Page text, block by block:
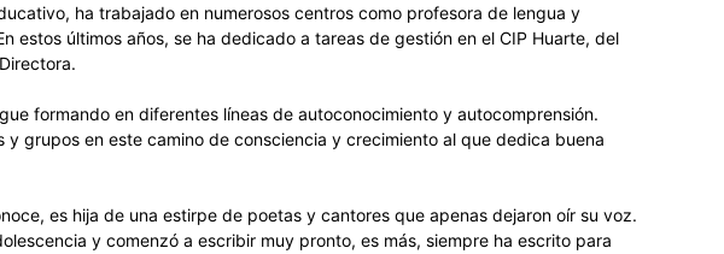
ha trabajado en numerosos centros como profesora de lengua y
estos últimos años, se ha dedicado a tareas de gestión en el CIP Huarte, del
formando en diferentes líneas de autoconocimiento y autocomprensión.
y grupos en este camino de consciencia y crecimiento al que dedica buena
es hija de una estirpe de poetas y cantores que apenas dejaron oír su voz.
y comenzó a escribir muy pronto, es más, siempre ha escrito para